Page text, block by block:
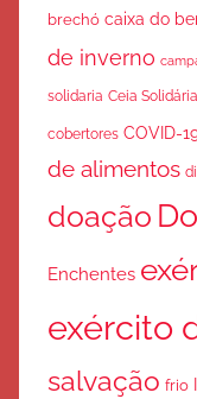
brechó caixa do
de inverno
solidaria Ceia Solidária
cobertores COVID-
de alimentos
doação
Enchentes
exército
salvação frio